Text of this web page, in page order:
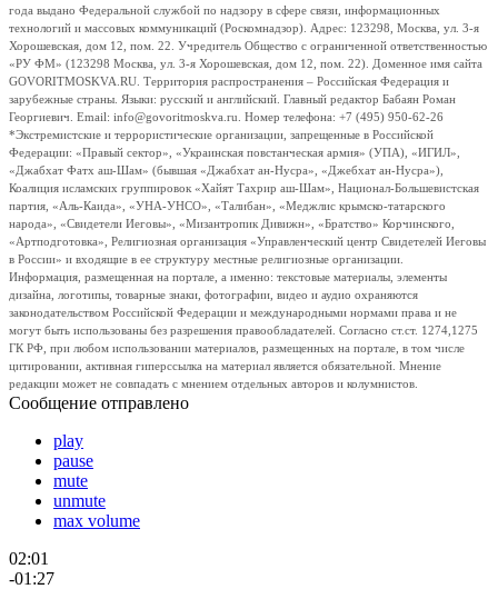
года выдано Федеральной службой по надзору в сфере связи, информационных
технологий и массовых коммуникаций (Роскомнадзор). Адрес: 123298, Москва, ул. 3-я
Хорошевская, дом 12, пом. 22. Учредитель Общество с ограниченной ответственностью
«РУ ФМ» (123298 Москва, ул. 3-я Хорошевская, дом 12, пом. 22). Доменное имя сайта
GOVORITMOSKVA.RU. Территория распространения – Российская Федерация и
зарубежные страны. Языки: русский и английский. Главный редактор Бабаян Роман
Георгиевич. Email: info@govoritmoskva.ru. Номер телефона: +7 (495) 950-62-26
*Экстремистские и террористические организации, запрещенные в Российской
Федерации: «Правый сектор», «Украинская повстанческая армия» (УПА), «ИГИЛ»,
«Джабхат Фатх аш-Шам» (бывшая «Джабхат ан-Нусра», «Джебхат ан-Нусра»),
Коалиция исламских группировок «Хайят Тахрир аш-Шам», Национал-Большевистская
партия, «Аль-Каида», «УНА-УНСО», «Талибан», «Меджлис крымско-татарского
народа», «Свидетели Иеговы», «Мизантропик Дивижн», «Братство» Корчинского,
«Артподготовка», Религиозная организация «Управленческий центр Свидетелей Иеговы
в России» и входящие в ее структуру местные религиозные организации.
Информация, размещенная на портале, а именно: текстовые материалы, элементы
дизайна, логотипы, товарные знаки, фотографии, видео и аудио охраняются
законодательством Российской Федерации и международными нормами права и не
могут быть использованы без разрешения правообладателей. Согласно ст.ст. 1274,1275
ГК РФ, при любом использовании материалов, размещенных на портале, в том числе
цитировании, активная гиперссылка на материал является обязательной. Мнение
редакции может не совпадать с мнением отдельных авторов и колумнистов.
Сообщение отправлено
play
pause
mute
unmute
max volume
02:01
-01:27